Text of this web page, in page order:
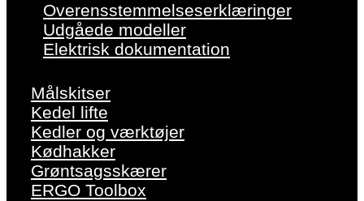
Overensstemmelseserklæringer
Udgåede modeller
Elektrisk dokumentation
Målskitser
Kedel lifte
Kedler og værktøjer
Kødhakker
Grøntsagsskærer
ERGO Toolbox